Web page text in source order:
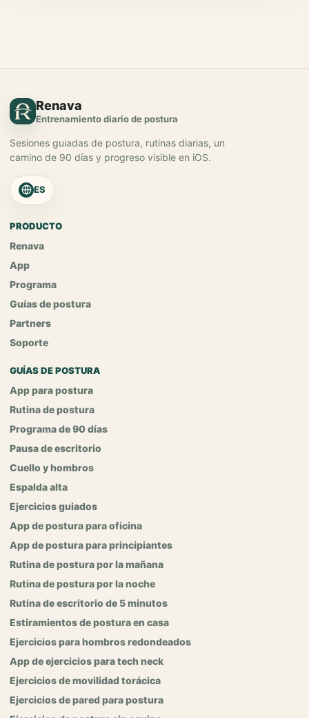
Renava
Entrenamiento diario de postura
Sesiones guiadas de postura, rutinas diarias, un
camino de 90 días y progreso visible en iOS.
ES
PRODUCTO
Renava
App
Programa
Guías de postura
Partners
Soporte
GUÍAS DE POSTURA
App para postura
Rutina de postura
Programa de 90 días
Pausa de escritorio
Cuello y hombros
Espalda alta
Ejercicios guiados
App de postura para oficina
App de postura para principiantes
Rutina de postura por la mañana
Rutina de postura por la noche
Rutina de escritorio de 5 minutos
Estiramientos de postura en casa
Ejercicios para hombros redondeados
App de ejercicios para tech neck
Ejercicios de movilidad torácica
Ejercicios de pared para postura